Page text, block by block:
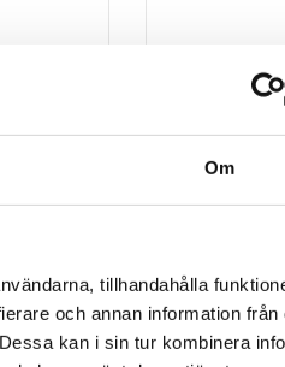
Om
tillhandahålla
och annan information från
kan i sin tur kombinera
PT250, PT500